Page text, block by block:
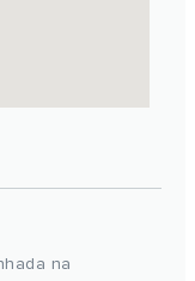
na